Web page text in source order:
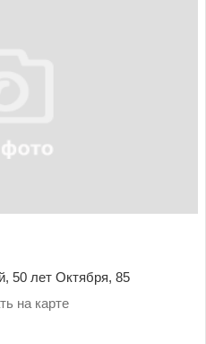
50 лет Октября, 85
на карте